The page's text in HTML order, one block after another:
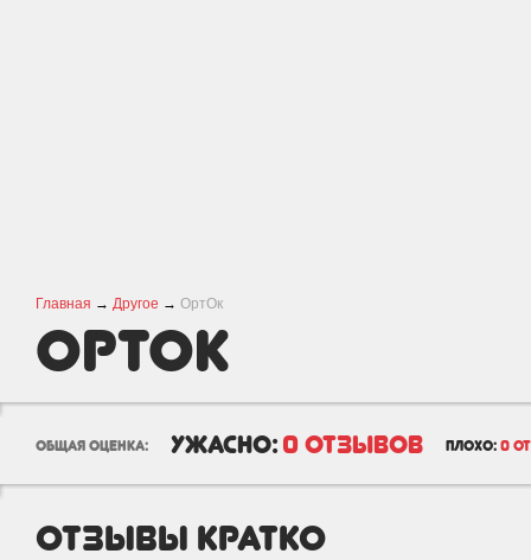
Главная → Другое → ОртОк
ОртОк
общая оценка: ужасно: 0 отзывов плохо: 0
отзывы кратко